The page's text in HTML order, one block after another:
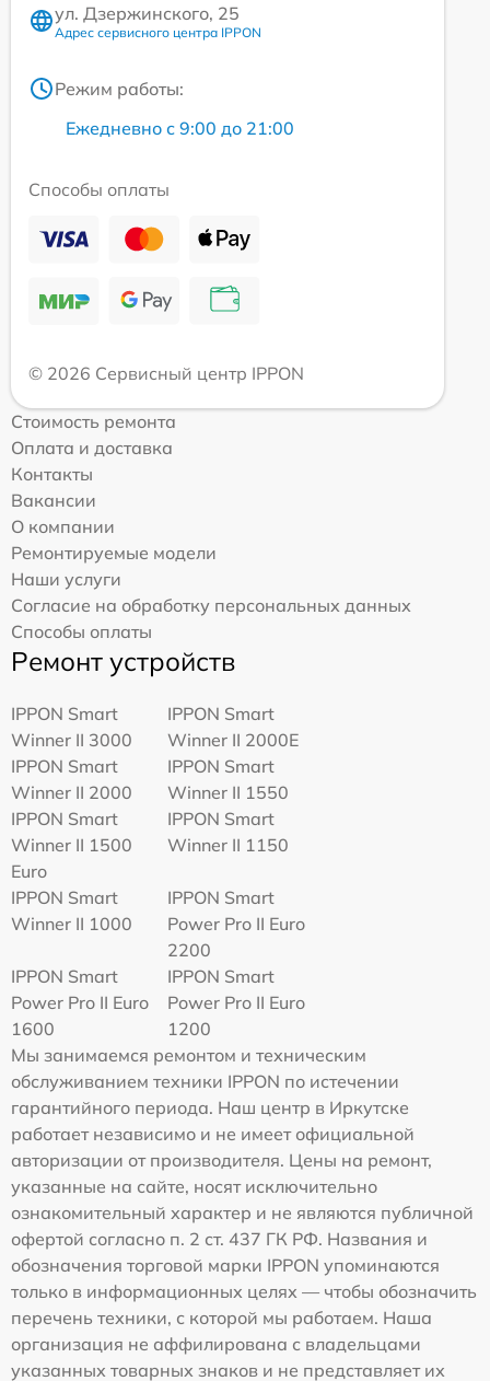
ул. Дзержинского, 25
Адрес сервисного центра IPPON
Режим работы:
Ежедневно с 9:00 до 21:00
Способы оплаты
© 2026 Сервисный центр IPPON
Стоимость ремонта
Оплата и доставка
Контакты
Вакансии
О компании
Ремонтируемые модели
Наши услуги
Согласие на обработку персональных данных
Способы оплаты
Ремонт устройств
IPPON Smart
Winner II 3000
IPPON Smart
Winner II 2000E
IPPON Smart
Winner II 2000
IPPON Smart
Winner II 1550
IPPON Smart
Winner II 1500
Euro
IPPON Smart
Winner II 1150
IPPON Smart
Winner II 1000
IPPON Smart
Power Pro II Euro
2200
IPPON Smart
Power Pro II Euro
1600
IPPON Smart
Power Pro II Euro
1200
Мы занимаемся ремонтом и техническим
обслуживанием техники IPPON по истечении
гарантийного периода. Наш центр в Иркутске
работает независимо и не имеет официальной
авторизации от производителя. Цены на ремонт,
указанные на сайте, носят исключительно
ознакомительный характер и не являются публичной
офертой согласно п. 2 ст. 437 ГК РФ. Названия и
обозначения торговой марки IPPON упоминаются
только в информационных целях — чтобы обозначить
перечень техники, с которой мы работаем. Наша
организация не аффилирована с владельцами
указанных товарных знаков и не представляет их